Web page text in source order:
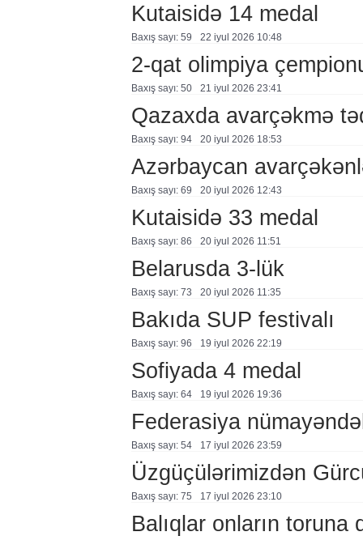
Kutaisidə 14 medal
Baxış sayı: 59 22 i̇yul 2026 10:48
2-qat olimpiya
Baxış sayı: 50 21 i̇yul 2026 23:41
Qazaxda avarçəkmə
Baxış sayı: 94 20 i̇yul 2026 18:53
Azərbaycan
Baxış sayı: 69 20 i̇yul 2026 12:43
Kutaisidə 33 medal
Baxış sayı: 86 20 i̇yul 2026 11:51
Belarusda 3-lük
Baxış sayı: 73 20 i̇yul 2026 11:35
Bakıda SUP festivalı
Baxış sayı: 96 19 i̇yul 2026 22:19
Sofiyada 4 medal
Baxış sayı: 64 19 i̇yul 2026 19:36
Federasiya
Baxış sayı: 54 17 i̇yul 2026 23:59
Üzgüçülərimizdən
Baxış sayı: 75 17 i̇yul 2026 23:10
Balıqlar onların toruna